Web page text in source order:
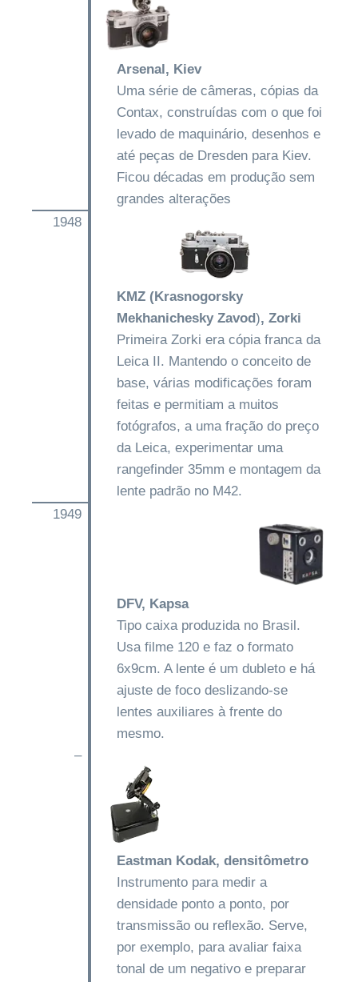
Arsenal, Kiev
Uma série de câmeras, cópias da
Contax, construídas com o que foi
levado de maquinário, desenhos e
até peças de Dresden para Kiev.
Ficou décadas em produção sem
grandes alterações
1948
KMZ (Krasnogorsky
Mekhanichesky Zavod), Zorki
Primeira Zorki era cópia franca da
Leica II. Mantendo o conceito de
base, várias modificações foram
feitas e permitiam a muitos
fotógrafos, a uma fração do preço
da Leica, experimentar uma
rangefinder 35mm e montagem da
lente padrão no M42.
1949
DFV, Kapsa
Tipo caixa produzida no Brasil.
Usa filme 120 e faz o formato
6x9cm. A lente é um dubleto e há
ajuste de foco deslizando-se
lentes auxiliares à frente do
mesmo.
–
Eastman Kodak, densitômetro
Instrumento para medir a
densidade ponto a ponto, por
transmissão ou reflexão. Serve,
por exemplo, para avaliar faixa
tonal de um negativo e preparar